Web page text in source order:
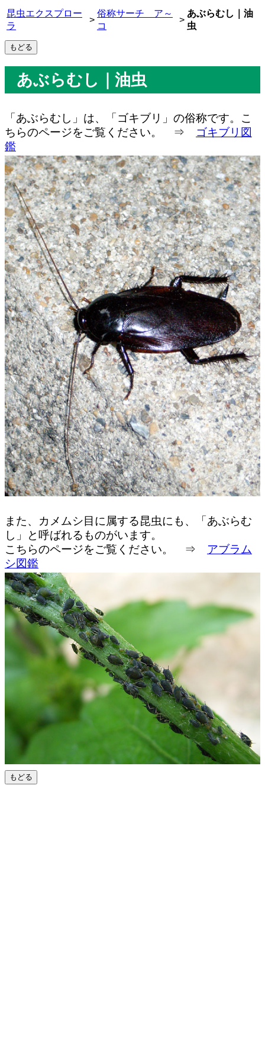
昆虫エクスプロー
ラ
>
俗称サーチ ア～
コ
>
あぶらむし｜油
虫
あぶらむし｜油虫
「あぶらむし」は、「ゴキブリ」の俗称です。こ
ちらのページをご覧ください。 ⇒ ゴキブリ図
鑑
また、カメムシ目に属する昆虫にも、「あぶらむ
し」と呼ばれるものがいます。
こちらのページをご覧ください。 ⇒ アブラム
シ図鑑